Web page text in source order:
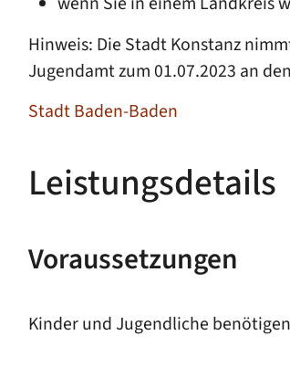
Hinweis: Die Stadt Konstanz
Jugendamt zum 01.07.2023 an
Stadt Baden-Baden
Leistungsdetails
Voraussetzungen
Kinder und Jugendliche